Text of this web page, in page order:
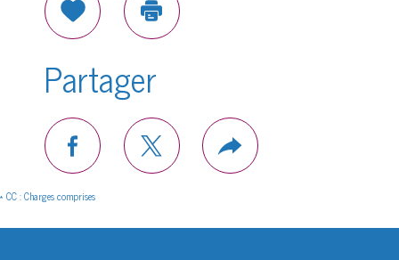
SélectionnerImprimer
Partager
facebooktwitter Plus
de
* CC : Charges comprises